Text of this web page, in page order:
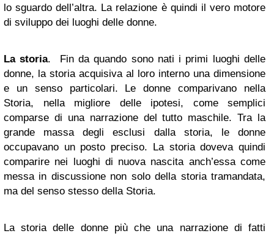
lo sguardo dell’altra. La relazione è quindi il vero motore
di sviluppo dei luoghi delle donne.
La storia. Fin da quando sono nati i primi luoghi delle
donne, la storia acquisiva al loro interno una dimensione
e un senso particolari. Le donne comparivano nella
Storia, nella migliore delle ipotesi, come semplici
comparse di una narrazione del tutto maschile. Tra la
grande massa degli esclusi dalla storia, le donne
occupavano un posto preciso. La storia doveva quindi
comparire nei luoghi di nuova nascita anch’essa come
messa in discussione non solo della storia tramandata,
ma del senso stesso della Storia.
La storia delle donne più che una narrazione di fatti